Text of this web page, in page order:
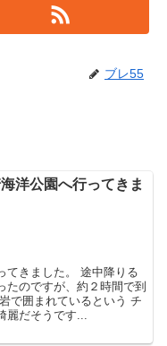
ブレ55
洋公園へ行ってきま
てきました。 途中降りる
たのですが、約２時間で到
で囲まれているという チ
麗だそうです...